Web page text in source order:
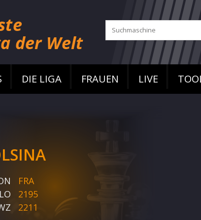
DIE LIGA FRAUEN LIVE
FRA
2195
2211